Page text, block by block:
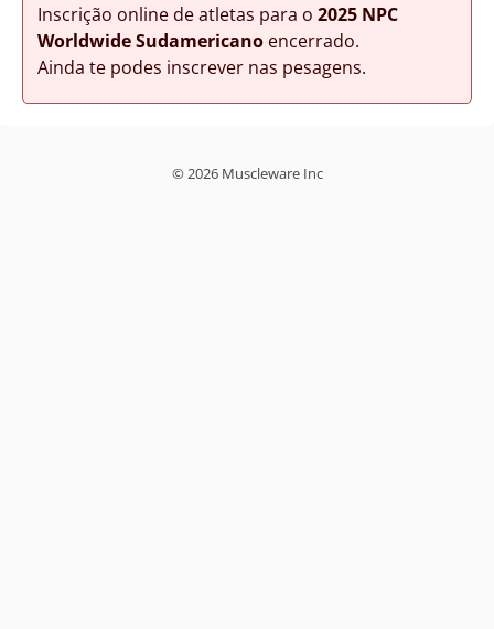
Inscrição online de atletas para o 2025 NPC
Worldwide Sudamericanoencerrado.
Ainda te podes inscrever nas pesagens.
© 2026 Muscleware Inc